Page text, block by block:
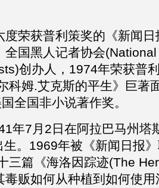
度荣获普利策奖的《新闻日
全国黑人记者协会
创办人，1974年荣获普
科姆.艾克斯的平生》 巨著
全国非小说著作奖。
年7月2日在阿拉巴马州塔
。1969年被《新闻日报
三篇《海洛因踪迹(The
毒贩如何从种植到如何使